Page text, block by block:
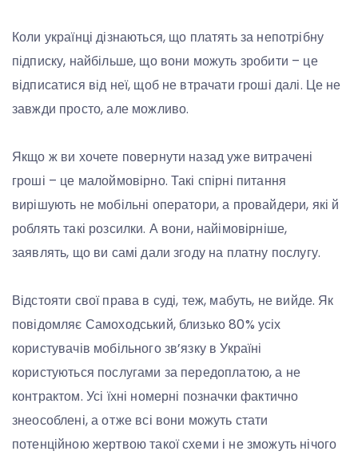
Коли українці дізнаються, що платять за непотрібну
підписку, найбільше, що вони можуть зробити – це
відписатися від неї, щоб не втрачати гроші далі. Це не
завжди просто, але можливо.
Якщо ж ви хочете повернути назад уже витрачені
гроші – це малоймовірно. Такі спірні питання
вирішують не мобільні оператори, а провайдери, які й
роблять такі розсилки. А вони, найімовірніше,
заявлять, що ви самі дали згоду на платну послугу.
Відстояти свої права в суді, теж, мабуть, не вийде. Як
повідомляє Самоходський, близько 80% усіх
користувачів мобільного зв’язку в Україні
користуються послугами за передоплатою, а не
контрактом. Усі їхні номерні позначки фактично
знеособлені, а отже всі вони можуть стати
потенційною жертвою такої схеми і не зможуть нічого